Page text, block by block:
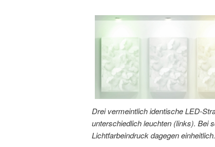
Drei vermeintlich identische LED-
unterschiedlich leuchten (links). Bei
Lichtfarbeindruck dagegen